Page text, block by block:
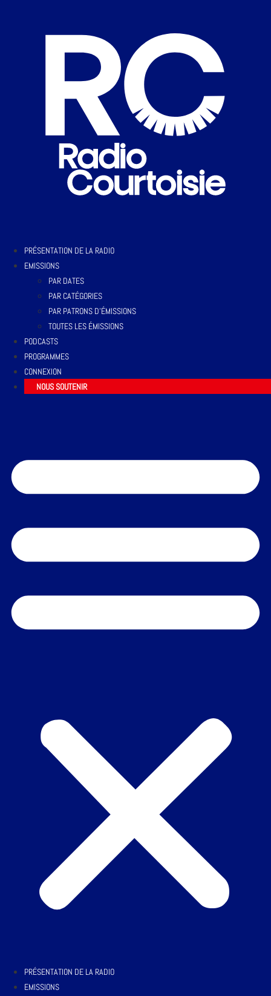
PRÉSENTATION DE LA RADIO
EMISSIONS
PAR DATES
PAR CATÉGORIES
PAR PATRONS D’ÉMISSIONS
TOUTES LES ÉMISSIONS
PODCASTS
PROGRAMMES
CONNEXION
NOUS SOUTENIR
PRÉSENTATION DE LA RADIO
EMISSIONS